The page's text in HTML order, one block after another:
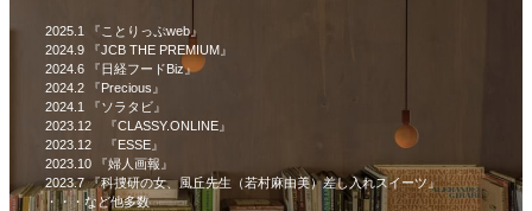
2025.1 『ことりっぷweb』
2024.9 『JCB THE PREMIUM』
2024.6 『日経フードBiz』
2024.2 『Precious』
2024.1 『ソラタビ』
2023.12 『CLASSY.ONLINE』
2023.12 『ESSE』
2023.10 『婦人画報』
2023.7 『科捜研の女、風丘先生（若村麻由美）差し入れスイーツ』
・・・など他多数